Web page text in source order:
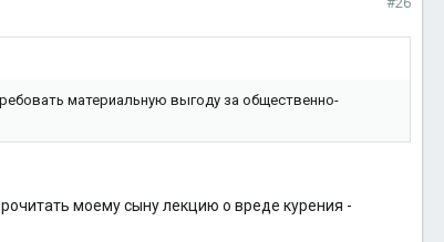
материальную выгоду за общественно-
моему сыну лекцию о вреде курения -